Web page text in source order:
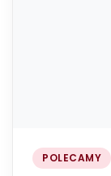
POLECAMY